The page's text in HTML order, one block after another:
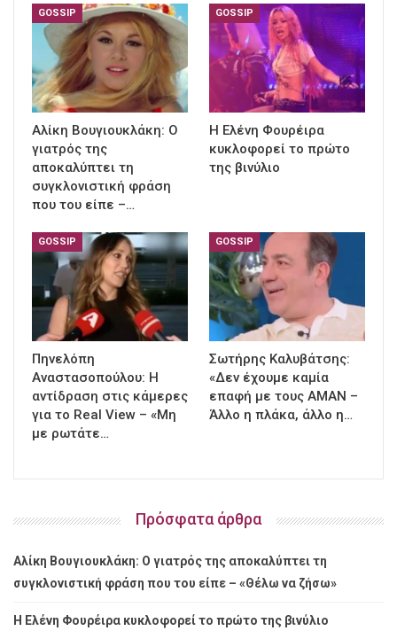
GOSSIP
Αλίκη Βουγιουκλάκη: Ο
γιατρός της
αποκαλύπτει τη
συγκλονιστική φράση
που του είπε –…
GOSSIP
Η Ελένη Φουρέιρα
κυκλοφορεί το πρώτο
της βινύλιο
GOSSIP
Πηνελόπη
Αναστασοπούλου: Η
αντίδραση στις κάμερες
για το Real View – «Μη
με ρωτάτε…
GOSSIP
Σωτήρης Καλυβάτσης:
«Δεν έχουμε καμία
επαφή με τους ΑΜΑΝ –
Άλλο η πλάκα, άλλο η…
Πρόσφατα άρθρα
Αλίκη Βουγιουκλάκη: Ο γιατρός της αποκαλύπτει τη
συγκλονιστική φράση που του είπε – «Θέλω να ζήσω»
Η Ελένη Φουρέιρα κυκλοφορεί το πρώτο της βινύλιο